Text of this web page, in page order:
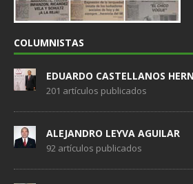
COLUMNISTAS
EDUARDO CASTELLANOS
201 artículos publicados
ALEJANDRO LEYVA AGUILAR
92 artículos publicados